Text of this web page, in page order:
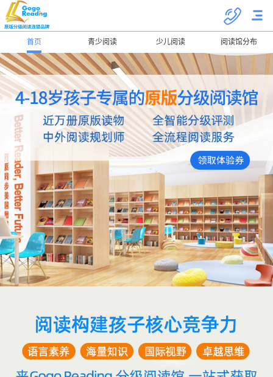
首页 青少阅读 少儿阅读 阅读馆分布
关于我们